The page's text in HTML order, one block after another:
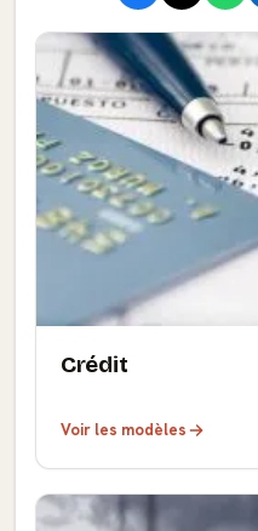
Crédit
Voir les modèles